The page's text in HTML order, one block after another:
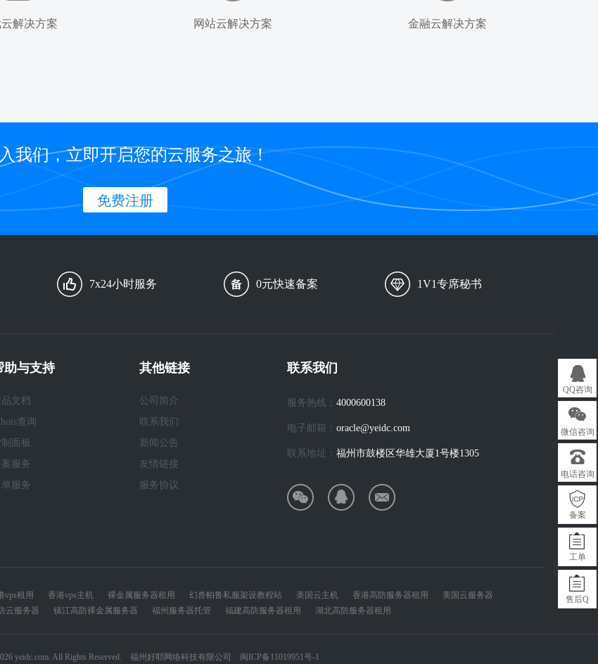
解决方案 网站云解决方案 金融云解决方案
我们，立即开启您的云服务之旅！
免费注册
7x24小时服务 0元快速备案 1V1专席秘书
助与支持
品文档
查询
面板
案服务
服务
其他链接
公司简介
联系我们
新闻公告
友情链接
服务协议
联系我们
服务热线： 4000600138
电子邮箱： oracle@yeidc.com
联系地址： 福州市鼓楼区华雄大厦1号楼1305
vps租用 香港vps主机 裸金属服务器租用 幻兽帕鲁私服架设教程站 美国云主机 香港高防服务器租用
美国云服务器
云服务器 镇江高防裸金属服务器 福州服务器托管 福建高防服务器租用 湖北高防服务器租用
yeidc.com. All Rights Reserved. 福州好耶网络科技有限公司 闽ICP备11019951号-1
QQ咨询
微信咨询
电话咨询
备案
工单
售后Q